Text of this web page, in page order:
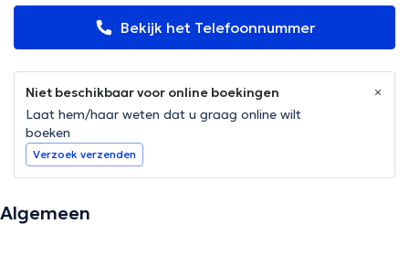
Bekijk het Telefoonnummer
Niet beschikbaar voor online boekingen
Laat hem/haar weten dat u graag online wilt
boeken
Verzoek verzenden
Algemeen